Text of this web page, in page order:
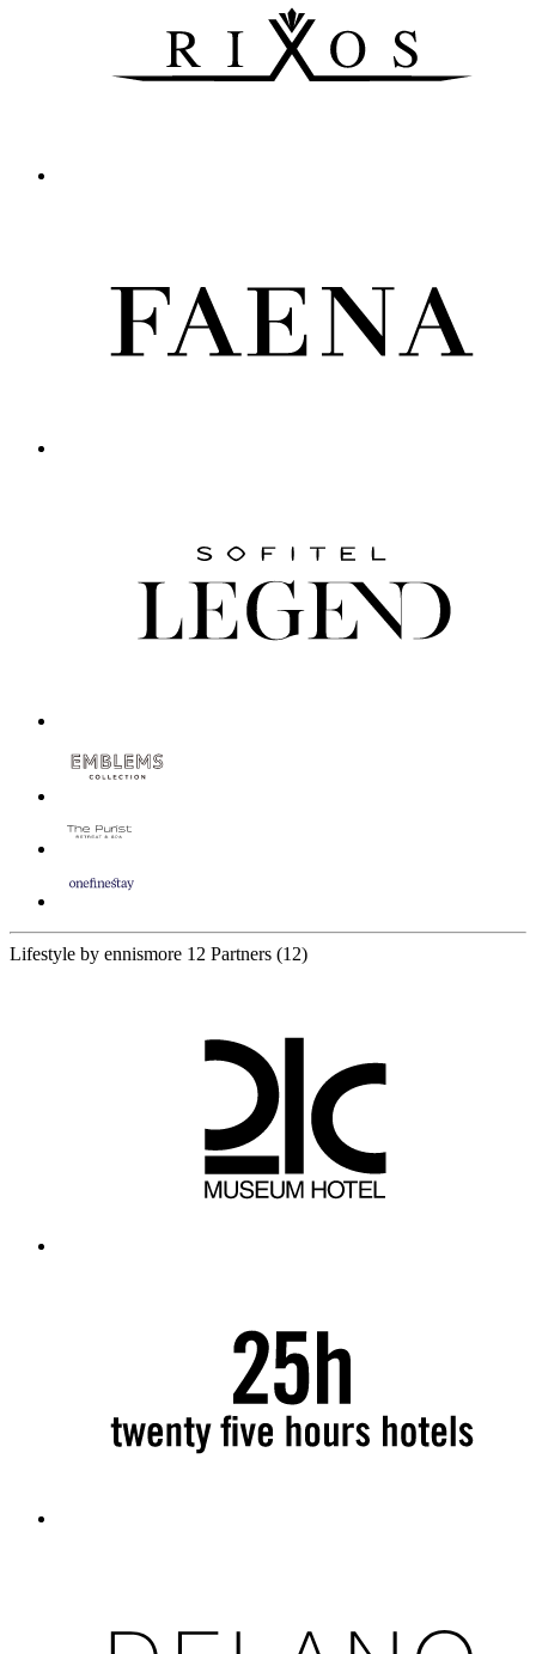
Lifestyle by ennismore 12 Partners (12)